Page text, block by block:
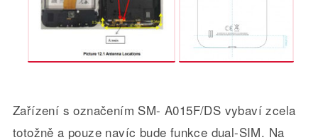
Zařízení s označením SM- A015F/DS vybaví zcela
totožně a pouze navíc bude funkce dual-SIM. Na